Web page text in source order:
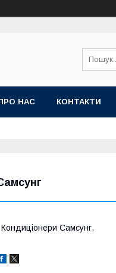
НАС КОНТАКТИ
Кондиціонери Самсунг.